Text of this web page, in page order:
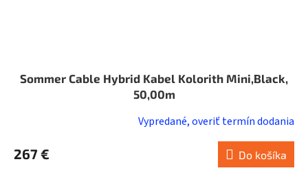
Sommer Cable Hybrid Kabel Kolorith Mini,Black,
50,00m
Vypredané, overiť termín dodania
267 € Do košíka